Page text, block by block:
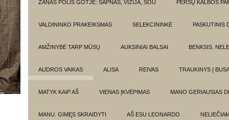
ŽANAS POLIS GOTJĖ: SAPNAS, VIZIJA, ŠOU PERSŲ KALBOS
VALDININKO PRAKEIKSMAS SELEKCININKĖ PASKUTINIS
AMŽINYBĖ TARP MŪSŲ AUKSINIAI BALSAI BENKSIS.
AUDROS VAIKAS ALISA REIVAS TRAUKINYS Į
MATYK KAIP AŠ VIENAS ĮKVĖPIMAS MANO GERIAUSIAS
MANU. GIMĘS SKRAIDYTI AŠ ESU LEONARDO